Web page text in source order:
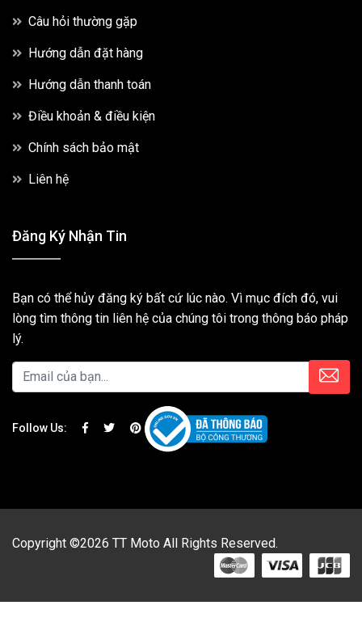
Câu hỏi thường gặp
Hướng dẫn đặt hàng
Hướng dẫn thanh toán
Điều khoản & điều kiện
Chính sách bảo mật
Liên hệ
Đăng Ký Nhận Tin
Bạn có thể hủy đăng ký bất cứ lúc nào. Vì mục đích đó, vui
lòng tìm thông tin liên hệ của chúng tôi trong thông báo pháp
lý.
Follow Us:
Copyright ©2026 TT Moto All Rights Reserved.